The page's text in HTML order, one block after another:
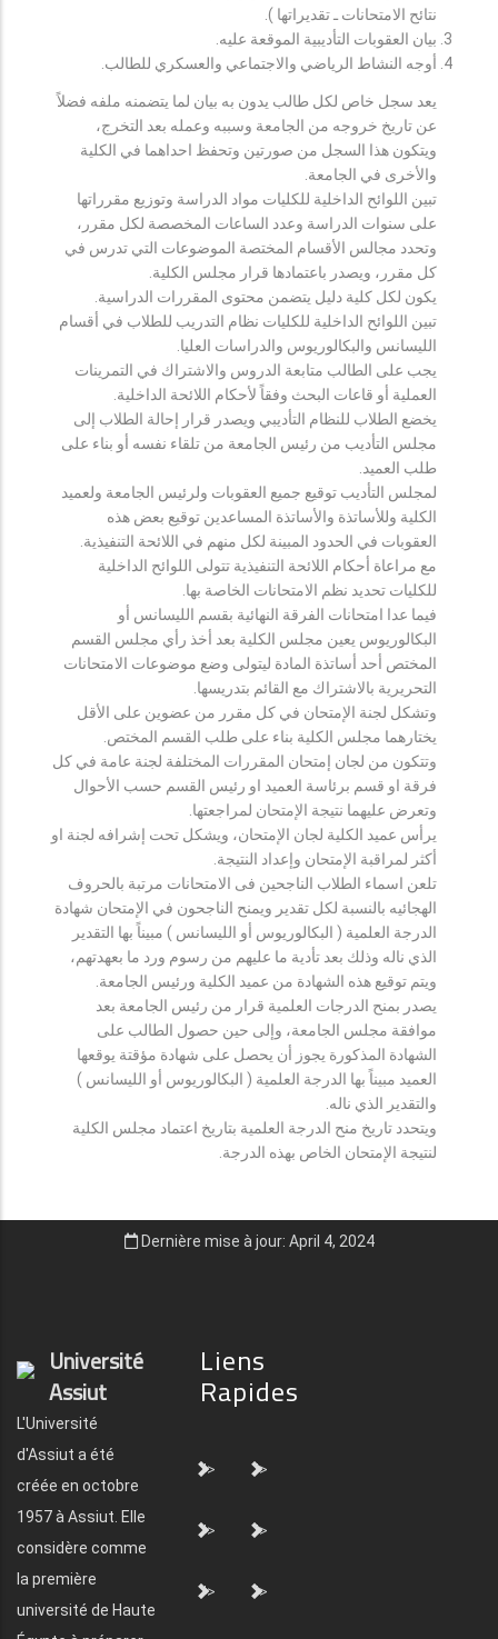
نتائح الامتحانات ـ تقديراتها ).
بيان العقوبات التأديبية الموقعة عليه.
أوجه النشاط الرياضي والاجتماعي والعسكري للطالب.
يعد سجل خاص لكل طالب يدون به بيان لما يتضمنه ملفه فضلاً
عن تاريخ خروجه من الجامعة وسببه وعمله بعد التخرج،
ويتكون هذا السجل من صورتين وتحفظ احداهما في الكلية
والأخرى في الجامعة.
تبين اللوائح الداخلية للكليات مواد الدراسة وتوزيع مقرراتها
على سنوات الدراسة وعدد الساعات المخصصة لكل مقرر،
وتحدد مجالس الأقسام المختصة الموضوعات التي تدرس في
كل مقرر، ويصدر باعتمادها قرار مجلس الكلية.
يكون لكل كلية دليل يتضمن محتوى المقررات الدراسية.
تبين اللوائح الداخلية للكليات نظام التدريب للطلاب في أقسام
الليسانس والبكالوريوس والدراسات العليا.
يجب على الطالب متابعة الدروس والاشتراك في التمرينات
العملية أو قاعات البحث وفقاً لأحكام اللائحة الداخلية.
يخضع الطلاب للنظام التأديبي ويصدر قرار إحالة الطلاب إلى
مجلس التأديب من رئيس الجامعة من تلقاء نفسه أو بناء على
طلب العميد.
لمجلس التأديب توقيع جميع العقوبات ولرئيس الجامعة ولعميد
الكلية وللأساتذة والأساتذة المساعدين توقيع بعض هذه
العقوبات في الحدود المبينة لكل منهم في اللائحة التنفيذية.
مع مراعاة أحكام اللائحة التنفيذية تتولى اللوائح الداخلية
للكليات تحديد نظم الامتحانات الخاصة بها.
فيما عدا امتحانات الفرقة النهائية بقسم الليسانس أو
البكالوريوس يعين مجلس الكلية بعد أخذ رأي مجلس القسم
المختص أحد أساتذة المادة ليتولى وضع موضوعات الامتحانات
التحريرية بالاشتراك مع القائم بتدريسها.
وتشكل لجنة الإمتحان في كل مقرر من عضوين على الأقل
يختارهما مجلس الكلية بناء على طلب القسم المختص.
وتتكون من لجان إمتحان المقررات المختلفة لجنة عامة في كل
فرقة او قسم برئاسة العميد او رئيس القسم حسب الأحوال
وتعرض عليهما نتيجة الإمتحان لمراجعتها.
يرأس عميد الكلية لجان الإمتحان، ويشكل تحت إشرافه لجنة او
أكثر لمراقبة الإمتحان وإعداد النتيجة.
تلعن اسماء الطلاب الناجحين فى الامتحانات مرتبة بالحروف
الهجائيه بالنسبة لكل تقدير ويمنح الناجحون في الإمتحان شهادة
الدرجة العلمية ( البكالوريوس أو الليسانس ) مبيناً بها التقدير
الذي ناله وذلك بعد تأدية ما عليهم من رسوم ورد ما بعهدتهم،
ويتم توقيع هذه الشهادة من عميد الكلية ورئيس الجامعة.
يصدر بمنح الدرجات العلمية قرار من رئيس الجامعة بعد
موافقة مجلس الجامعة، وإلى حين حصول الطالب على
الشهادة المذكورة يجوز أن يحصل على شهادة مؤقتة يوقعها
العميد مبيناً بها الدرجة العلمية ( البكالوريوس أو الليسانس )
والتقدير الذي ناله.
ويتحدد تاريخ منح الدرجة العلمية بتاريخ اعتماد مجلس الكلية
لنتيجة الإمتحان الخاص بهذه الدرجة.
Dernière mise à jour: April 4, 2024
Université
Assiut
L'Université
d'Assiut a été
créée en octobre
1957 à Assiut. Elle
considère comme
la première
université de Haute
Liens
Rapides
"> ">
"> ">
"> ">